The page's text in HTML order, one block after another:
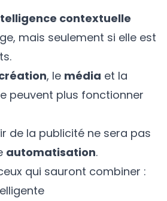
contextuelle
mais seulement si elle est
, le média et la
peuvent plus fonctionner
de la publicité ne sera pas
automatisation.
qui sauront combiner :